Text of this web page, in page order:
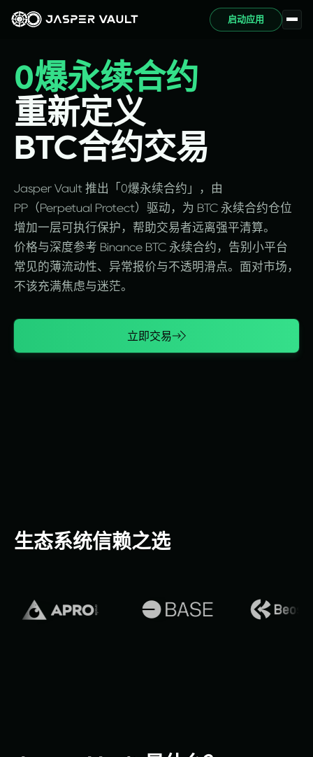
启动应用
0爆永续合约
重新定义
BTC合约交易
Jasper Vault 推出「0爆永续合约」，由
PP（Perpetual Protect）驱动，为 BTC 永续合约仓位
增加一层可执行保护，帮助交易者远离强平清算。
价格与深度参考 Binance BTC 永续合约，告别小平台
常见的薄流动性、异常报价与不透明滑点。面对市场，
不该充满焦虑与迷茫。
立即交易
生态系统信赖之选